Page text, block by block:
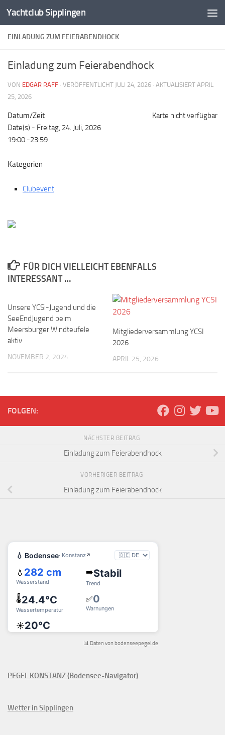
Zum Inhalt springen
Yachtclub Sipplingen
EINLADUNG ZUM FEIERABENDHOCK
Einladung zum Feierabendhock
VON EDGAR RAFF · VERÖFFENTLICHT JULI 24, 2026 · AKTUALISIERT APRIL
25, 2026
Karte nicht verfügbar
Datum/Zeit
Date(s) - Freitag, 24. Juli, 2026
19:00 -23:59
Kategorien
Clubevent
FÜR DICH VIELLEICHT EBENFALLS
INTERESSANT …
Unsere YCSi-Jugend und die
SeeEndJugend beim
Meersburger Windteufele
aktiv
NOVEMBER 2, 2024
Mitgliederversammlung YCSI
2026
APRIL 25, 2026
FOLGEN:
NÄCHSTER BEITRAG
Einladung zum Feierabendhock
VORHERIGER BEITRAG
Einladung zum Feierabendhock
📊 Daten von bodenseepegel.de
PEGEL KONSTANZ (Bodensee-Navigator)
Wetter in Sipplingen